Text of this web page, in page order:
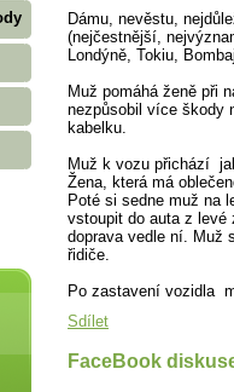
Dámu, nevěstu,
(nejčestnější,
Londýně, Tokiu,
Muž pomáhá ženě při
nezpůsobil více škody
kabelku.
Muž k vozu přichází
Žena, která má
Poté si sedne muž na
vstoupit do auta z levé
doprava vedle ní. Muž
řidiče.
Po zastavení vozidla
Sdílet
FaceBook